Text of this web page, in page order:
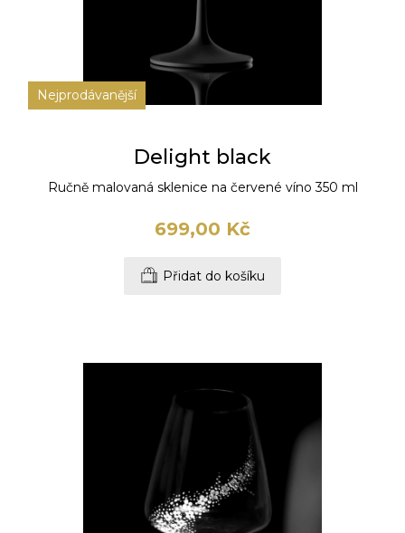
Nejprodávanější
Delight black
Ručně malovaná sklenice na červené víno 350 ml
699,00 Kč
Přidat do košíku